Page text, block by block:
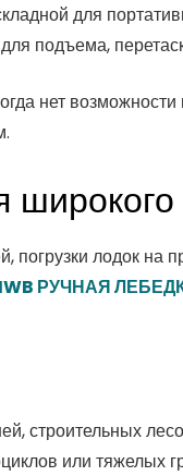
для
подъема,
нет
погрузки лодок
РУЧНАЯ
строительных
или тяжелых